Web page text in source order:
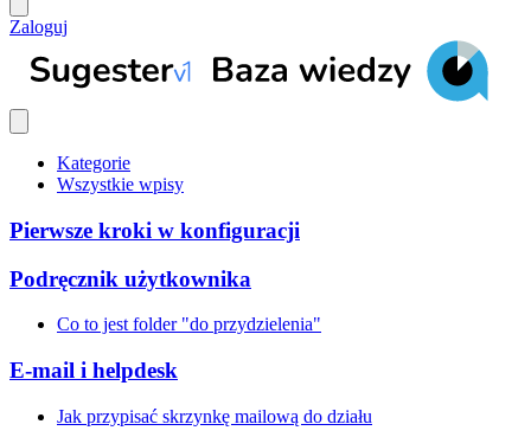
Zaloguj
Kategorie
Wszystkie wpisy
Pierwsze kroki w konfiguracji
Podręcznik użytkownika
Co to jest folder "do przydzielenia"
E-mail i helpdesk
Jak przypisać skrzynkę mailową do działu